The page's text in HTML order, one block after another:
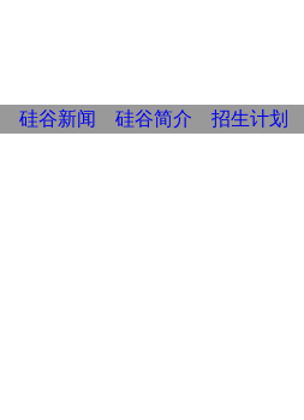
硅谷新闻 硅谷简介 招生计划